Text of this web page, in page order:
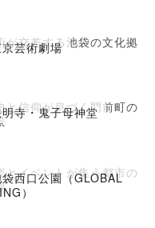
芸術劇場
が交差する池袋の文化拠
寺・鬼子母神堂
と信仰が息づく門前町の
西口公園（GLOBAL
）
とイベントが集う都市の